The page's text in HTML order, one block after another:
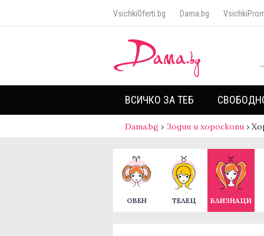
VsichkiOferti.bg Dama.bg
ВСИЧКО ЗА ТЕБ
Dama.bg › Зодии и хороскопи ›
ОВЕН ТЕЛЕЦ БЛИЗНАЦИ